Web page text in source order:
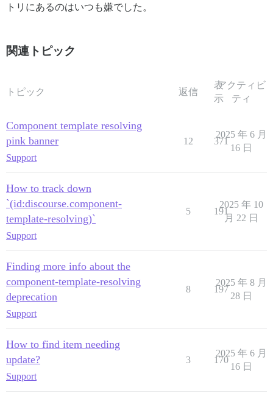
トリにあるのはいつも嫌でした。
関連トピック
トピック 返信
表
示
アクティビ
ティ
Component template resolving
pink banner
Support
12 371
2025 年 6 月
16 日
How to track down
`(id:discourse.component-
template-resolving)`
Support
5 191
2025 年 10
月 22 日
Finding more info about the
component-template-resolving
deprecation
Support
8 197
2025 年 8 月
28 日
How to find item needing
update?
Support
3 170
2025 年 6 月
16 日